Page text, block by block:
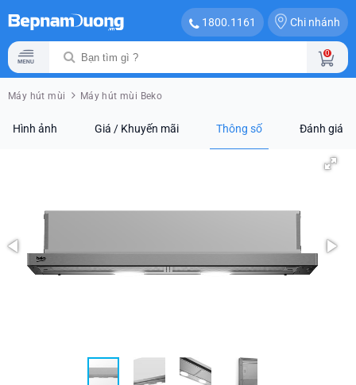
1800.1161 Chi nhánh
0
Máy hút mùi Máy hút mùi Beko
Hình ảnh Giá / Khuyến mãi Thông số Đánh giá